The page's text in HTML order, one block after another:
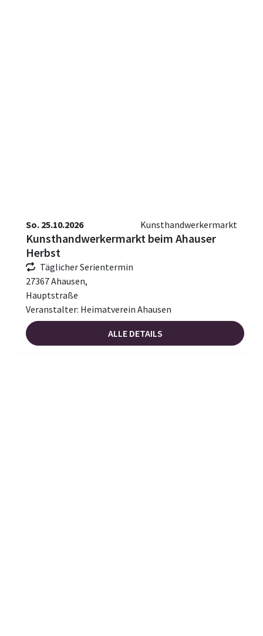
So. 25.10.2026 Kunsthandwerkermarkt
Kunsthandwerkermarkt beim Ahauser
Herbst
Täglicher Serientermin
27367 Ahausen,
Hauptstraße
Veranstalter: Heimatverein Ahausen
ALLE DETAILS